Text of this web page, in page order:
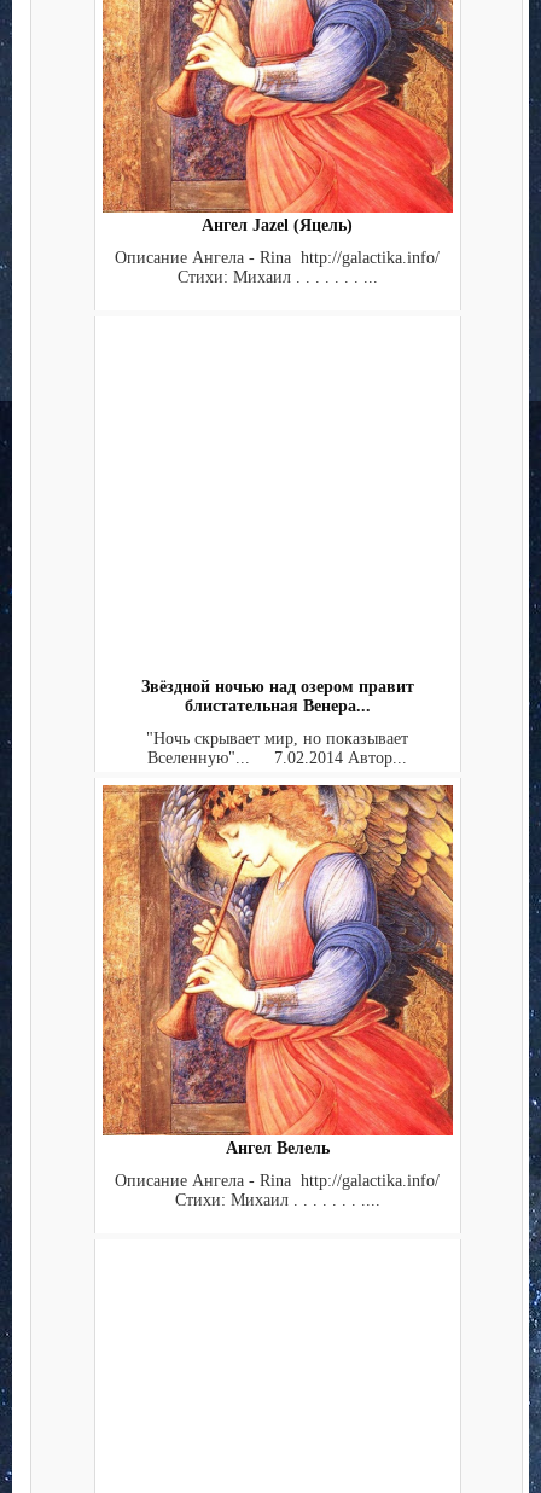
Ангел Jazel (Яцель)
Описание Ангела - Rina http://galactika.info/
Стихи: Михаил . . . . . . . ...
Звёздной ночью над озером правит
блистательная Венера...
"Ночь скрывает мир, но показывает
Вселенную"... 7.02.2014 Автор...
Ангел Велель
Описание Ангела - Rina http://galactika.info/
Стихи: Михаил . . . . . . . ....